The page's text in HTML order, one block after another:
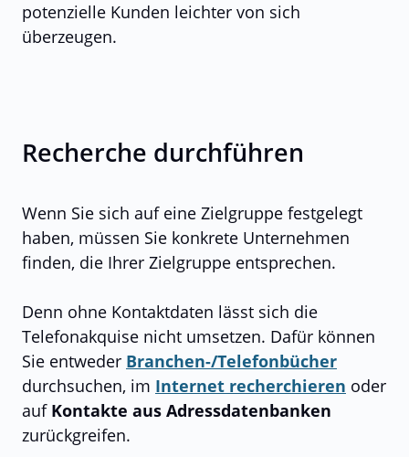
potenzielle Kunden leichter von sich
überzeugen.
Recherche durchführen
Wenn Sie sich auf eine Zielgruppe festgelegt
haben, müssen Sie konkrete Unternehmen
finden, die Ihrer Zielgruppe entsprechen.
Denn ohne Kontaktdaten lässt sich die
Telefonakquise nicht umsetzen. Dafür können
Sie entweder Branchen-/Telefonbücher
durchsuchen, im Internet recherchieren oder
auf Kontakte aus Adressdatenbanken
zurückgreifen.